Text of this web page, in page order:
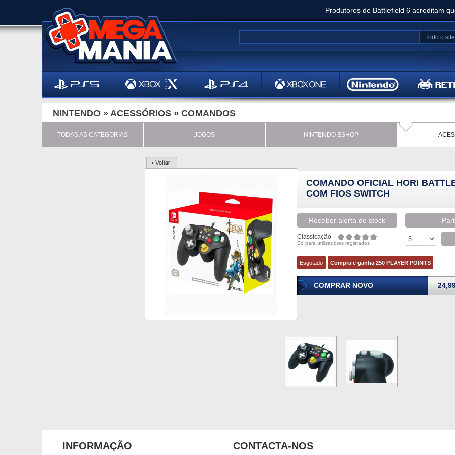
Produtores de Battlefield 6 acreditam
Clair Obscur: Expedition 33 já vendeu 5
Todo o site
NINTENDO » ACESSÓRIOS » COMANDOS
TODAS AS CATEGORIAS JOGOS NINTENDO ESHOP
COMANDO OFICIAL HORI
COM FIOS SWITCH
Receber alerta de stock
Classicação
Só para utilizadores registados
Esgotado Compra e ganha 250 PLAYER POINTS
COMPRAR NOVO
INFORMAÇÃO CONTACTA-NOS